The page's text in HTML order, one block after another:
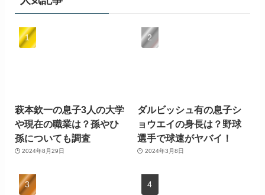
萩本欽一の息子3人の大学
や現在の職業は？孫やひ
孫についても調査
2024年8月29日
ダルビッシュ有の息子シ
ョウエイの身長は？野球
選手で球速がヤバイ！
2024年3月8日